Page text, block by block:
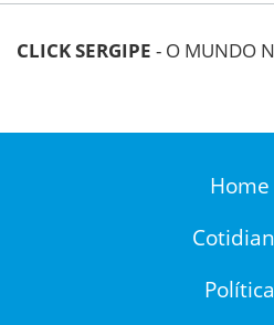
CLICK SERGIPE - O MUNDO
Home
Política